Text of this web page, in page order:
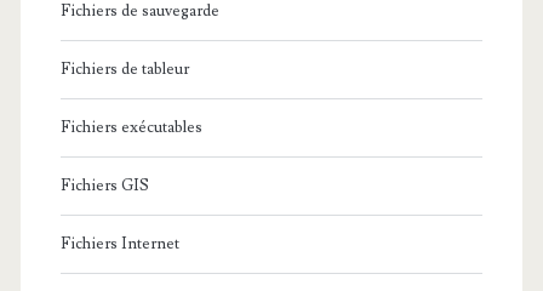
Fichiers de sauvegarde
Fichiers de tableur
Fichiers exécutables
Fichiers GIS
Fichiers Internet